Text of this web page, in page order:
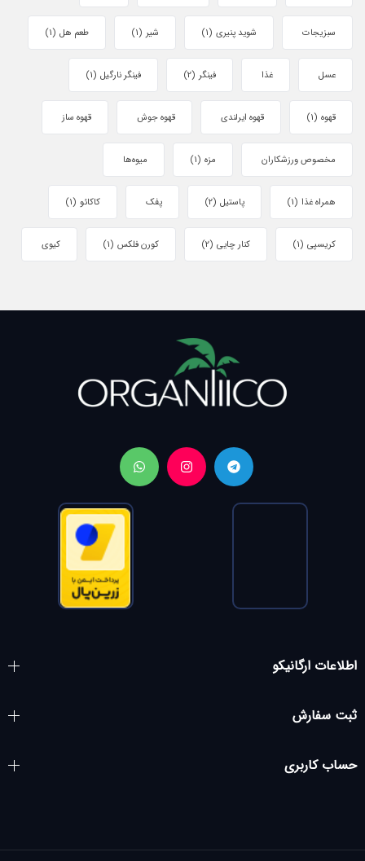
سبزیجات شوید پنیری (1) شیر (1) طعم هل (1)
عسل غذا فینگر (2) فینگر نارگیل (1)
قهوه (1) قهوه ایرلندی قهوه جوش قهوه ساز
مخصوص ورزشکاران مزه (1) میوه‌ها
همراه غذا (1) پاستیل (2) پفک کاکائو (1)
کریسپی (1) کنار چایی (2) کورن فلکس (1) کیوی
اطلاعات ارگانیکو
ثبت سفارش
حساب کاربری